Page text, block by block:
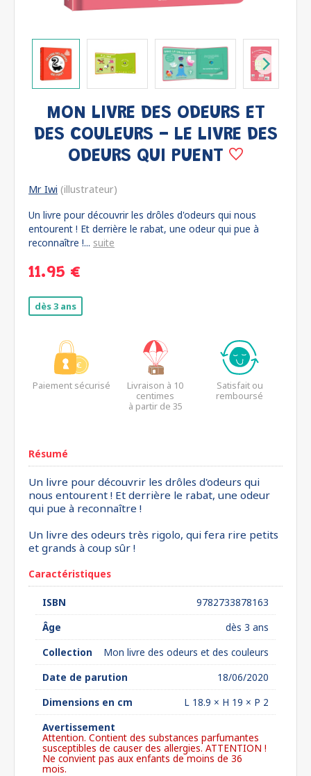
MON LIVRE DES ODEURS ET
DES COULEURS - LE LIVRE DES
ODEURS QUI PUENT
Mr Iwi (illustrateur)
Un livre pour découvrir les drôles d'odeurs qui nous
entourent ! Et derrière le rabat, une odeur qui pue à
reconnaître !... suite
11.95 €
dès 3 ans
Paiement sécurisé
Livraison à 10
centimes
à partir de 35
Satisfait ou
remboursé
Résumé
Un livre pour découvrir les drôles d'odeurs qui
nous entourent ! Et derrière le rabat, une odeur
qui pue à reconnaître !
Un livre des odeurs très rigolo, qui fera rire petits
et grands à coup sûr !
Caractéristiques
ISBN
9782733878163
Âge
dès 3 ans
Collection
Mon livre des odeurs et des couleurs
Date de parution
18/06/2020
Dimensions en cm
L 18.9 × H 19 × P 2
Avertissement
Attention. Contient des substances parfumantes
susceptibles de causer des allergies. ATTENTION !
Ne convient pas aux enfants de moins de 36
mois.